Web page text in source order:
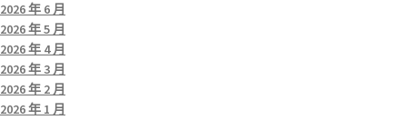
2026 年 6 月
2026 年 5 月
2026 年 4 月
2026 年 3 月
2026 年 2 月
2026 年 1 月